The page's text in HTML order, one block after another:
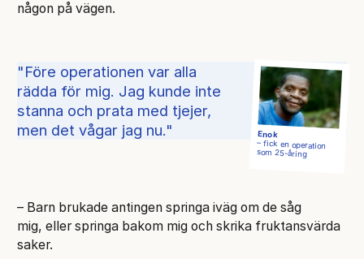
någon på vägen.
Enok
– fick en operation
som 25-åring
Före operationen var alla
rädda för mig. Jag kunde inte
stanna och prata med tjejer,
men det vågar jag nu.
– Barn brukade antingen springa iväg om de såg
mig, eller springa bakom mig och skrika fruktansvärda
saker.